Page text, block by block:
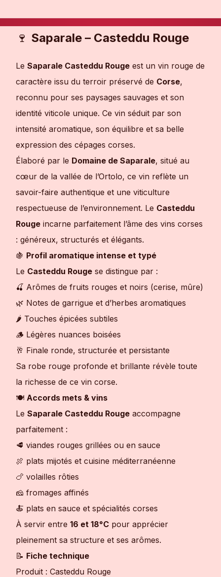
🍷 Saparale – Casteddu Rouge
Le Saparale Casteddu Rouge est un vin rouge de
caractère issu du terroir préservé de Corse,
reconnu pour ses paysages sauvages et son
identité viticole unique. Ce vin séduit par son
intensité aromatique, son équilibre et sa belle
expression des cépages corses.
Élaboré par le Domaine de Saparale, situé au
cœur de la vallée de l’Ortolo, ce vin reflète un
savoir-faire authentique et une viticulture
respectueuse de l’environnement. Le Casteddu
Rouge incarne parfaitement l’âme des vins corses
: généreux, structurés et élégants.
🍇 Profil aromatique intense et typé
Le Casteddu Rouge se distingue par :
🍒 Arômes de fruits rouges et noirs (cerise, mûre)
🌿 Notes de garrigue et d’herbes aromatiques
🌶 Touches épicées subtiles
🪵 Légères nuances boisées
🥂 Finale ronde, structurée et persistante
Sa robe rouge profonde et brillante révèle toute
la richesse de ce vin corse.
🍽 Accords mets & vins
Le Saparale Casteddu Rouge accompagne
parfaitement :
🥩 viandes rouges grillées ou en sauce
🍖 plats mijotés et cuisine méditerranéenne
🍗 volailles rôties
🧀 fromages affinés
🍝 plats en sauce et spécialités corses
À servir entre 16 et 18°C pour apprécier
pleinement sa structure et ses arômes.
📝 Fiche technique
Produit : Casteddu Rouge